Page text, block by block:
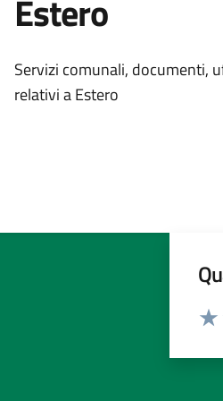
Estero
Dettagli
Servizi comunali, documenti,
relativi a Estero